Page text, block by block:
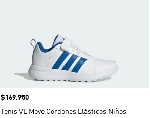
Precio
$169.950
Tenis VL Move Cordones Elásticos Niños